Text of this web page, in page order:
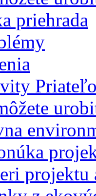
priehrada
projektu